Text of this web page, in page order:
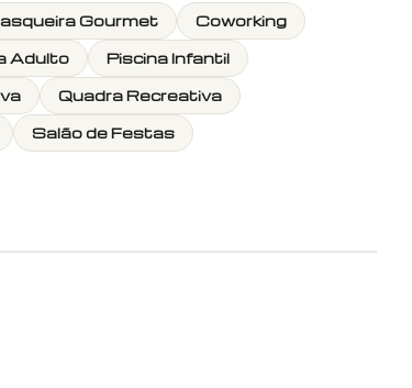
Gourmet
Coworking
Adulto
Piscina Infantil
Quadra Recreativa
Salão de Festas